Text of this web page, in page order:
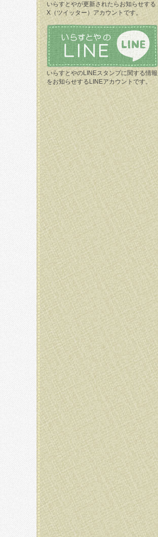
いらすとやが更新されたらお知らせする
X（ツイッター）アカウントです。
いらすとやのLINEスタンプに関する情報
をお知らせするLINEアカウントです。